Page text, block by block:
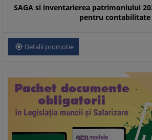
SAGA si inventarierea patrimoniului
pentru contabilitate
 Detalii promotie